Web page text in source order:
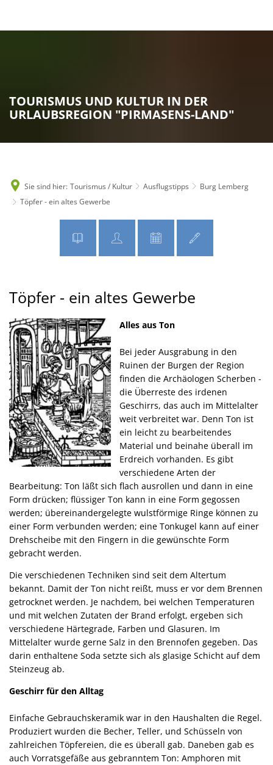
TOURISMUS UND KULTUR IN DER
URLAUBSREGION "PIRMASENS-LAND"
Sie sind hier: Tourismus / Kultur Ausflugstipps
Burg Lemberg
Töpfer - ein altes Gewerbe
Töpfer
ein
altes
Gewerbe
Töpfer - ein altes Gewerbe
Alles aus Ton
Bei jeder Ausgrabung in den
Ruinen der Burgen der Region
finden die Archäologen Scherben -
die Überreste des irdenen
Geschirrs, das auch im Mittelalter
weit verbreitet war. Denn Ton ist
ein leicht zu bearbeitendes
Material und beinahe überall im
Erdreich vorhanden. Es gibt
verschiedene Arten der
Bearbeitung: Ton läßt sich flach ausrollen und dann in eine
Form drücken; flüssiger Ton kann in eine Form gegossen
werden; übereinandergelegte wulstförmige Ringe können zu
einer Form verbunden werden; eine Tonkugel kann auf einer
Drehscheibe mit den Fingern in die gewünschte Form
gebracht werden.
Die verschiedenen Techniken sind seit dem Altertum
bekannt. Damit der Ton nicht reißt, muss er vor dem Brennen
getrocknet werden. Je nachdem, bei welchen Temperaturen
und mit welchen Zutaten der Brand erfolgt, ergeben sich
verschiedene Härtegrade, Farben und Glasuren. Im
Mittelalter wurde gerne Salz in den Brennofen gegeben. Das
darin enthaltene Soda setzte sich als glasige Schicht auf dem
Steinzeug ab.
Geschirr für den Alltag
Einfache Gebrauchskeramik war in den Haushalten die Regel.
Produziert wurden die Becher, Teller, und Schüsseln von
zahlreichen Töpfereien, die es überall gab. Daneben gab es
auch Vorratsgefäße aus gebranntem Ton: Amphoren mit